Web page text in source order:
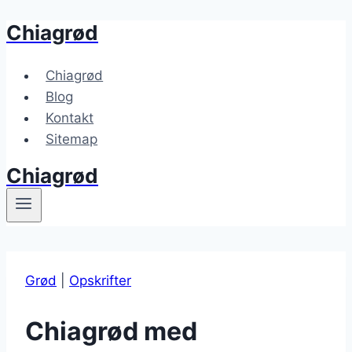
Fortsæt
indhold
Chiagrød
Chiagrød
Blog
Kontakt
Sitemap
Chiagrød
Grød Opskrifter
Chiagrød med